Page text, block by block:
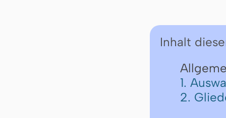
Inhalt
1.
2.